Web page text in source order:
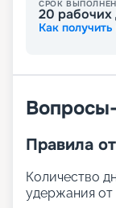
Также можно
дружеских
Hangout. А
конечно же,
СРОК
20 рабочих
Как получить
Правила
Количество
удержания от